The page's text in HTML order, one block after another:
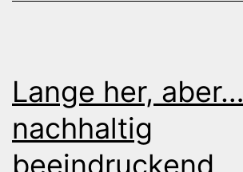
Lange her, aber…
nachhaltig
beeindruckend